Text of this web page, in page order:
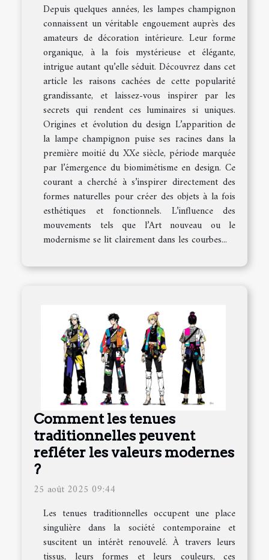
Depuis quelques années, les lampes champignon
connaissent un véritable engouement auprès des
amateurs de décoration intérieure. Leur forme
organique, à la fois mystérieuse et élégante,
intrigue autant qu’elle séduit. Découvrez dans cet
article les raisons cachées de cette popularité
grandissante, et laissez-vous inspirer par les
secrets qui rendent ces luminaires si uniques.
Origines et évolution du design L’apparition de
la lampe champignon puise ses racines dans la
première moitié du XXe siècle, période marquée
par l’émergence du biomimétisme en design. Ce
courant a cherché à s’inspirer directement des
formes naturelles pour créer des objets à la fois
esthétiques et fonctionnels. L’influence des
mouvements tels que l’Art nouveau ou le
modernisme se lit clairement dans les courbes...
Comment les tenues
traditionnelles peuvent
refléter les valeurs modernes
?
25 août 2025 09:44
Les tenues traditionnelles occupent une place
singulière dans la société contemporaine et
suscitent un intérêt renouvelé. À travers leurs